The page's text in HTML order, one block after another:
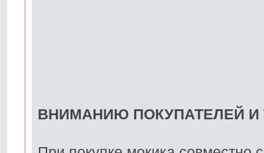
ВНИМАНИЮ ПОКУПАТЕЛЕЙ